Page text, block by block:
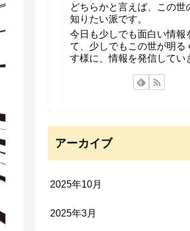
どちらかと言えば、この世
知りたい派です。
今日も少しでも面白い情報
て、少しでもこの世が明る
す様に、情報を発信してい
アーカイブ
2025年10月
2025年3月